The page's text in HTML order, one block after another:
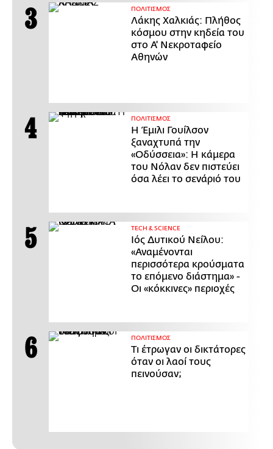
ΠΟΛΙΤΙΣΜΟΣ
Λάκης Χαλκιάς: Πλήθος
κόσμου στην κηδεία του
στο Α' Νεκροταφείο
Αθηνών
ΠΟΛΙΤΙΣΜΟΣ
Η Έμιλι Γουίλσον
ξαναχτυπά την
«Οδύσσεια»: Η κάμερα
του Νόλαν δεν πιστεύει
όσα λέει το σενάριό του
ΤECH & SCIENCE
Ιός Δυτικού Νείλου:
«Αναμένονται
περισσότερα κρούσματα
το επόμενο διάστημα» -
Οι «κόκκινες» περιοχές
ΠΟΛΙΤΙΣΜΟΣ
Τι έτρωγαν οι δικτάτορες
όταν οι λαοί τους
πεινούσαν;